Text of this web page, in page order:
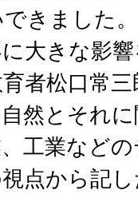
きました。
大きな影
者松口常
然とそれに
工業など
点から記